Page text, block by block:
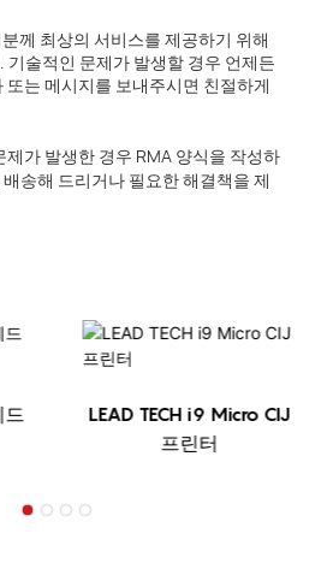
께 최상의 서비스를 제공하기 위해
기술적인 문제가 발생할 경우 언제든
또는 메시지를 보내주시면 친절하게
제가 발생한 경우 RMA 양식을 작성하
송해 드리거나 필요한 해결책을 제
드
LEAD TECH i9 Micro CIJ
프린터